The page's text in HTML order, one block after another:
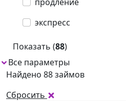
экспресс
Показать (88)
Все параметры
Найдено 88 займов
Сбросить